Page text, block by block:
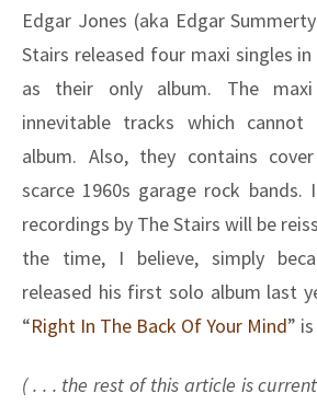
Edgar Jones (aka Edgar
Stairs released four maxi singles in
as their only album. The maxi
innevitable tracks which
album. Also, they contains
scarce 1960s garage rock bands.
recordings by The Stairs will be
the time, I believe, simply
released his first solo album last
“Right In The Back Of Your Mind”
( . . . the rest of this article is